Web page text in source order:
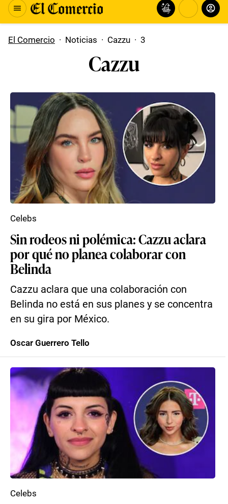
El Comercio · Noticias · Cazzu · 3
Cazzu
Sin rodeos ni polémica: Cazzu aclara
por qué no planea colaborar con
Belinda
Cazzu aclara que una colaboración con
Belinda no está en sus planes y se concentra
en su gira por México.
Celebs
Oscar Guerrero Tello
Celebs